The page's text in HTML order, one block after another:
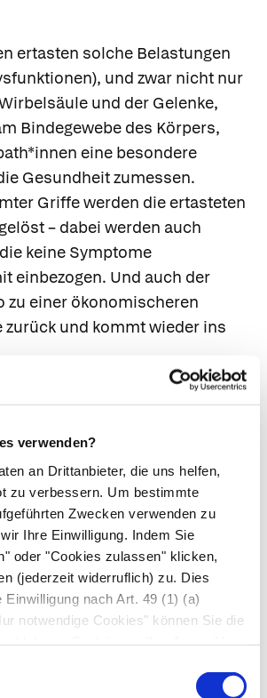
verwenden?
an Drittanbieter, die uns helfen,
zu verbessern. Um bestimmte
Zwecken verwenden zu
Ihre Einwilligung. Indem Sie
oder "Cookies zulassen" klicken,
(jederzeit widerruflich) zu. Dies
Einwilligung nach Art. 49 (1) (a)
notwendige Cookies" können Sie die
ertasten solche Belastungen
und zwar nicht nur
und der Gelenke,
Bindegewebe des Körpers,
eine besondere
Gesundheit zumessen.
Griffe werden die ertasteten
– dabei werden auch
keine Symptome
einbezogen. Und auch der
zu einer ökonomischeren
zurück und kommt wieder ins
Osteopathie kann von
berufsbegleitend an
Schulen erworben
vor allem die von der
e. V. (AfO)
ein umfassendes,
für Interessenten mit
Behandlungen
Wissenschaftlich gilt die